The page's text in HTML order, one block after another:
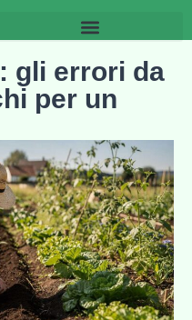
gli errori da
per un